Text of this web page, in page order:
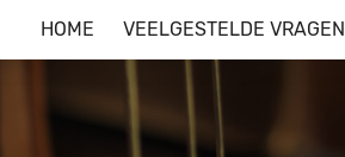
HOME VEELGESTELDE VRAGEN